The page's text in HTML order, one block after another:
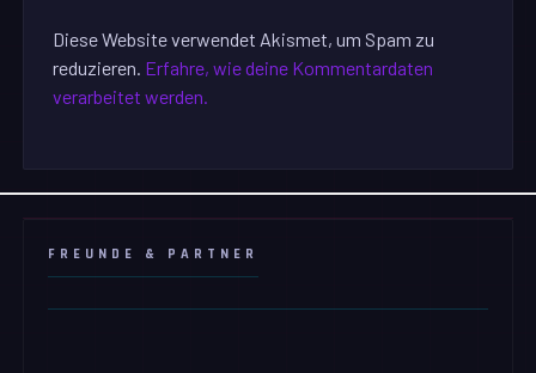
Diese Website verwendet Akismet, um Spam zu
reduzieren. Erfahre, wie deine Kommentardaten
verarbeitet werden.
FREUNDE & PARTNER